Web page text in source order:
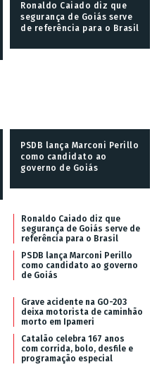
Ronaldo Caiado diz que
segurança de Goiás serve
de referência para o Brasil
PSDB lança Marconi Perillo
como candidato ao
governo de Goiás
Ronaldo Caiado diz que
segurança de Goiás serve de
referência para o Brasil
PSDB lança Marconi Perillo
como candidato ao governo
de Goiás
Grave acidente na GO-203
deixa motorista de caminhão
morto em Ipameri
Catalão celebra 167 anos
com corrida, bolo, desfile e
programação especial